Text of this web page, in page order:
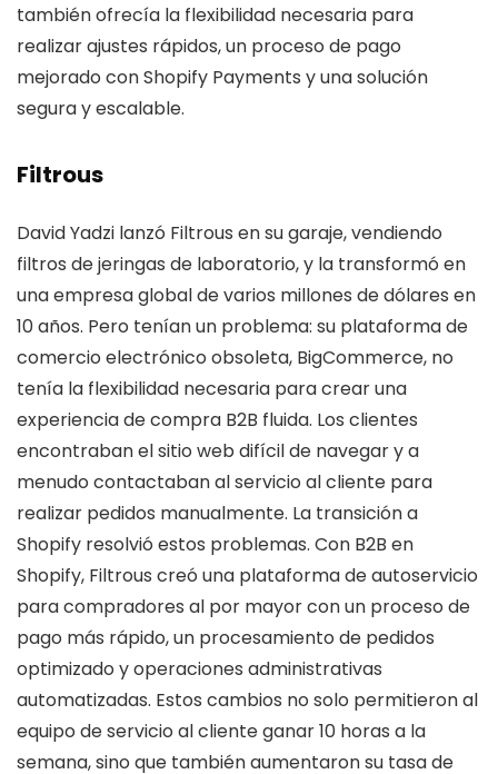
también ofrecía la flexibilidad necesaria para
realizar ajustes rápidos, un proceso de pago
mejorado con Shopify Payments y una solución
segura y escalable.
Filtrous
David Yadzi lanzó Filtrous en su garaje, vendiendo
filtros de jeringas de laboratorio, y la transformó en
una empresa global de varios millones de dólares en
10 años. Pero tenían un problema: su plataforma de
comercio electrónico obsoleta, BigCommerce, no
tenía la flexibilidad necesaria para crear una
experiencia de compra B2B fluida. Los clientes
encontraban el sitio web difícil de navegar y a
menudo contactaban al servicio al cliente para
realizar pedidos manualmente. La transición a
Shopify resolvió estos problemas. Con B2B en
Shopify, Filtrous creó una plataforma de autoservicio
para compradores al por mayor con un proceso de
pago más rápido, un procesamiento de pedidos
optimizado y operaciones administrativas
automatizadas. Estos cambios no solo permitieron al
equipo de servicio al cliente ganar 10 horas a la
semana, sino que también aumentaron su tasa de